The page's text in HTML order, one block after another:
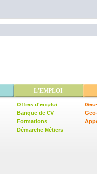
L'EMPLOI
Offres d'emploi
Banque de CV
Formations
Démarche Métiers